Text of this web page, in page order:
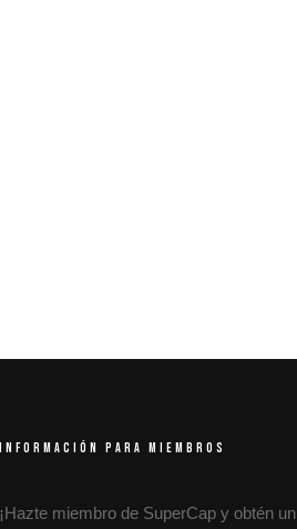
INFORMACIÓN PARA MIEMBROS
¡Hazte miembro de SuperCap y obtén